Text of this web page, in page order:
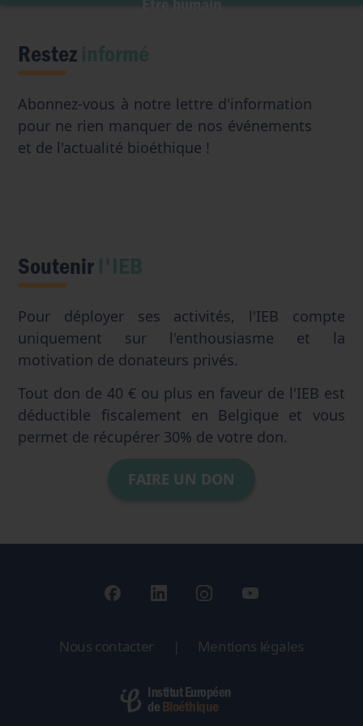
Restezinformé
Abonnez-vous à notre lettre d'information
pour ne rien manquer de nos événements
et de l'actualité bioéthique !
Soutenirl'IEB
Pour déployer ses activités, l'IEB compte
uniquement sur l'enthousiasme et la
motivation de donateurs privés.
Tout don de 40 € ou plus en faveur de l'IEB est
déductible fiscalement en Belgique et vous
permet de récupérer 30% de votre don.
FAIRE UN DON
Nous contacter | Mentions légales
Institut Européen
deBioéthique